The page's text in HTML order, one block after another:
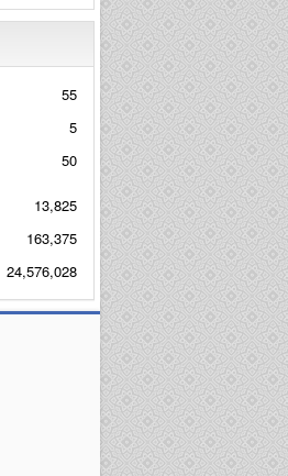
55
5
50
13,825
163,375
24,576,028